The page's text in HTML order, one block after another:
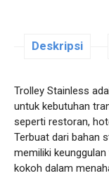
Deskripsi
Trolley Stainless
untuk kebutuhan
seperti restoran,
Terbuat dari bahan
memiliki
kokoh dalam